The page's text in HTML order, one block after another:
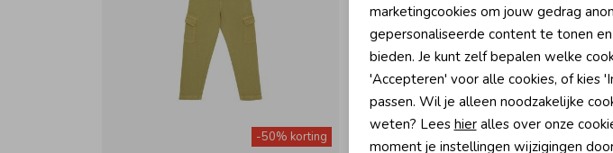
-50% korting
marketingcookies om jouw gedrag
gepersonaliseerde content te tonen
bieden. Je kunt zelf bepalen welke
'Accepteren' voor alle cookies, of kies
passen. Wil je alleen noodzakelijke
weten? Lees hieralles over onze
moment je instellingen wijzigingen